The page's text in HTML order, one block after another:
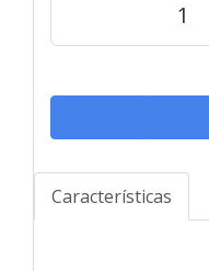
Características